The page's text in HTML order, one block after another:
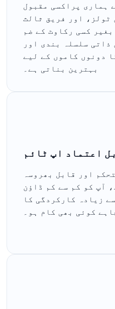
ہماری پراکسی مقبول
ٹولز، اور فریق ثالث
کسی رکاوٹ کے ضم
ذاتی سلسلہ بندی اور
دونوں کاموں کے لیے
بہترین بناتی ہے۔
اعتماد اپ ٹائم
اور قابل بھروسہ
آپ کو کم سے کم ڈاؤن
زیادہ کارکردگی کا
کوئی بھی کام ہو۔